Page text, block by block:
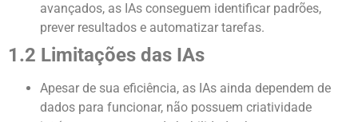
avançados, as IAs conseguem identificar padrões,
prever resultados e automatizar tarefas.
1.2 Limitações das IAs
Apesar de sua eficiência, as IAs ainda dependem de
dados para funcionar, não possuem criatividade